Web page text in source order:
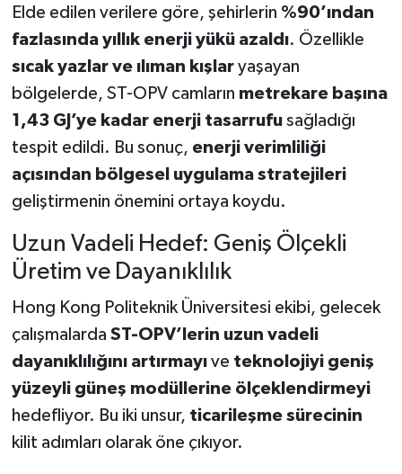
Elde edilen verilere göre, şehirlerin %90’ından
fazlasında yıllık enerji yükü azaldı. Özellikle
sıcak yazlar ve ılıman kışlaryaşayan
bölgelerde, ST-OPV camların metrekare başına
1,43 GJ’ye kadar enerji tasarrufusağladığı
tespit edildi. Bu sonuç, enerji verimliliği
açısından bölgesel uygulama stratejileri
geliştirmenin önemini ortaya koydu.
Uzun Vadeli Hedef: Geniş Ölçekli
Üretim ve Dayanıklılık
Hong Kong Politeknik Üniversitesi ekibi, gelecek
çalışmalarda ST-OPV’lerin uzun vadeli
dayanıklılığını artırmayıve teknolojiyi geniş
yüzeyli güneş modüllerine ölçeklendirmeyi
hedefliyor. Bu iki unsur, ticarileşme sürecinin
kilit adımları olarak öne çıkıyor.